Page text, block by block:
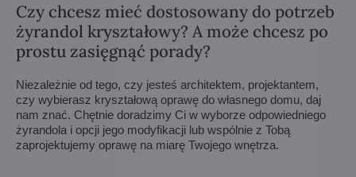
Czy chcesz mieć dostosowany do potrzeb
żyrandol kryształowy? A może chcesz po
prostu zasięgnąć porady?
Niezależnie od tego, czy jesteś architektem, projektantem,
czy wybierasz kryształową oprawę do własnego domu, daj
nam znać. Chętnie doradzimy Ci w wyborze odpowiedniego
żyrandola i opcji jego modyfikacji lub wspólnie z Tobą
zaprojektujemy oprawę na miarę Twojego wnętrza.